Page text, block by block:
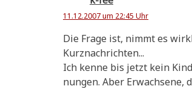
11.12.2007 um 22:45 Uhr
Die Fra­ge ist, nimmt es
Kurznachrichten...
Ich ken­ne bis jetzt kein
nun­gen. Aber Erwach­se­ne,